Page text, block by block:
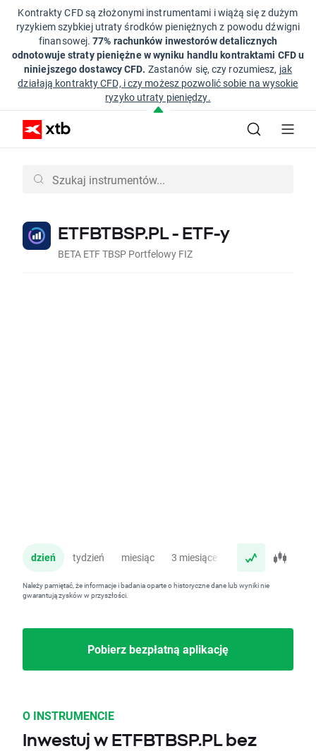
Kontrakty CFD są złożonymi instrumentami i wiążą się z dużym
ryzykiem szybkiej utraty środków pieniężnych z powodu dźwigni
finansowej.77% rachunków inwestorów detalicznych
odnotowuje straty pieniężne w wyniku handlu kontraktami CFD u
niniejszego dostawcy CFD. Zastanów się, czy rozumiesz, jak
działają kontrakty CFD, i czy możesz pozwolić sobie na wysokie
ryzyko utraty pieniędzy.
ETFBTBSP.PL - ETF-y
BETA ETF TBSP Portfelowy FIZ
dzień tydzień miesiąc 3 miesiące rok
Należy pamiętać, że informacje i badania oparte o historyczne dane lub wyniki nie
gwarantują zysków w przyszłości.
Pobierz bezpłatną aplikację
O INSTRUMENCIE
Inwestuj w ETFBTBSP.PL bez